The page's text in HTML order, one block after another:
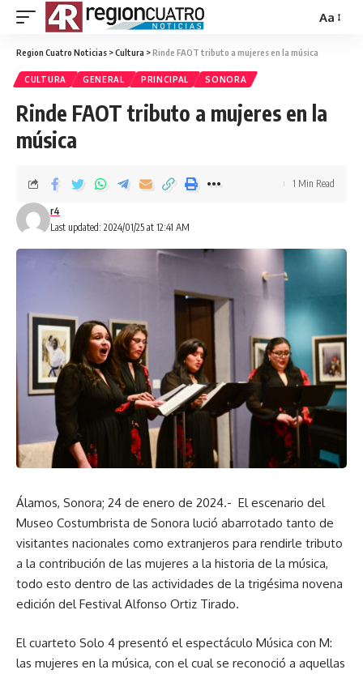
Aa
Region Cuatro Noticias >Cultura >Rinde FAOT tributo a mujeres en la música
CULTURA GENERAL PRINCIPAL SONORA
Rinde FAOT tributo a mujeres en la
música
Last updated: 2024/01/25 at 12:41 AM
r4
1 Min Read
Álamos, Sonora; 24 de enero de 2024.- El escenario del
Museo Costumbrista de Sonora lució abarrotado tanto de
visitantes nacionales como extranjeros para rendirle tributo
a la contribución de las mujeres a la historia de la música,
todo esto dentro de las actividades de la trigésima novena
edición del Festival Alfonso Ortiz Tirado.
El cuarteto Solo 4 presentó el espectáculo Música con M:
las mujeres en la música, con el cual se reconoció a aquellas